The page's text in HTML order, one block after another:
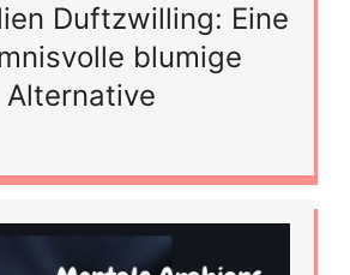
Duftzwilling: Eine
blumige
Alternative